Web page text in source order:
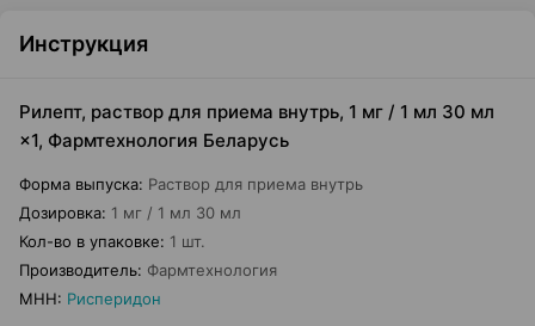
Инструкция
Рилепт, раствор для приема внутрь, 1 мг / 1 мл 30 мл
×1, Фармтехнология Беларусь
Форма выпуска: Раствор для приема внутрь
Дозировка: 1 мг / 1 мл 30 мл
Кол-во в упаковке: 1 шт.
Производитель: Фармтехнология
МНН: Рисперидон